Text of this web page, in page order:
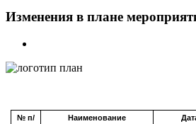
Изменения в плане
Image
№ п/
Наименование